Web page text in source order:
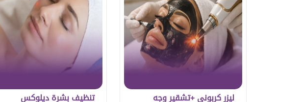
ليزر كربوني +تشقير وجه
تنظيف بشرة ديلوكس